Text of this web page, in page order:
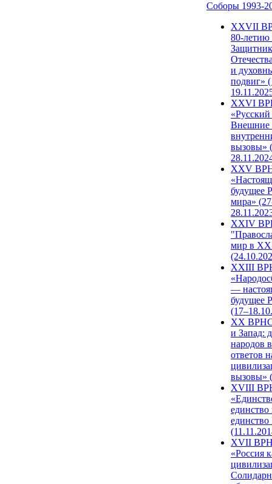
Соборы 1993-
ХХVII
80-
и
подвиг»
XXVI
Внешние
вызовы»
XXV
будущее
мира»
XXIV
мир в
XXIII
—
будущее
XX ВРНС
и Запад:
народов
ответов
вызовы»
XVIII
единство
единство
XVII
«Россия